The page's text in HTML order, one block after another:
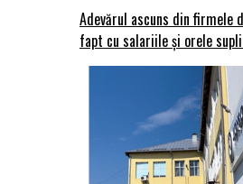
Adevărul ascuns din firmele
fapt cu salariile și orele